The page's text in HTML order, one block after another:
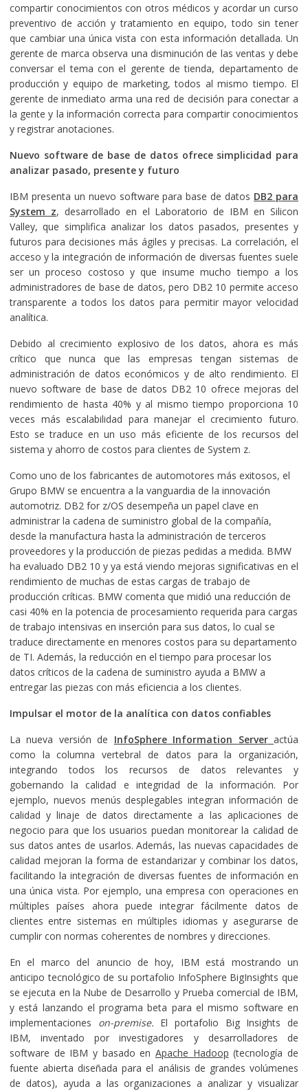
compartir conocimientos con otros médicos y acordar un curso
preventivo de acción y tratamiento en equipo, todo sin tener
que cambiar una única vista con esta información detallada. Un
gerente de marca observa una disminución de las ventas y debe
conversar el tema con el gerente de tienda, departamento de
producción y equipo de marketing, todos al mismo tiempo. El
gerente de inmediato arma una red de decisión para conectar a
la gente y la información correcta para compartir conocimientos
y registrar anotaciones.
Nuevo software de base de datos ofrece simplicidad para
analizar pasado, presente y futuro
IBM presenta un nuevo software para base de datos DB2 para
System z, desarrollado en el Laboratorio de IBM en Silicon
Valley, que simplifica analizar los datos pasados, presentes y
futuros para decisiones más ágiles y precisas. La correlación, el
acceso y la integración de información de diversas fuentes suele
ser un proceso costoso y que insume mucho tiempo a los
administradores de base de datos, pero DB2 10 permite acceso
transparente a todos los datos para permitir mayor velocidad
analítica.
Debido al crecimiento explosivo de los datos, ahora es más
crítico que nunca que las empresas tengan sistemas de
administración de datos económicos y de alto rendimiento. El
nuevo software de base de datos DB2 10 ofrece mejoras del
rendimiento de hasta 40% y al mismo tiempo proporciona 10
veces más escalabilidad para manejar el crecimiento futuro.
Esto se traduce en un uso más eficiente de los recursos del
sistema y ahorro de costos para clientes de System z.
Como uno de los fabricantes de automotores más exitosos, el
Grupo BMW se encuentra a la vanguardia de la innovación
automotriz. DB2 for z/OS desempeña un papel clave en
administrar la cadena de suministro global de la compañía,
desde la manufactura hasta la administración de terceros
proveedores y la producción de piezas pedidas a medida. BMW
ha evaluado DB2 10 y ya está viendo mejoras significativas en el
rendimiento de muchas de estas cargas de trabajo de
producción críticas. BMW comenta que midió una reducción de
casi 40% en la potencia de procesamiento requerida para cargas
de trabajo intensivas en inserción para sus datos, lo cual se
traduce directamente en menores costos para su departamento
de TI. Además, la reducción en el tiempo para procesar los
datos críticos de la cadena de suministro ayuda a BMW a
entregar las piezas con más eficiencia a los clientes.
Impulsar el motor de la analítica con datos confiables
La nueva versión de InfoSphere Information Server actúa
como la columna vertebral de datos para la organización,
integrando todos los recursos de datos relevantes y
gobernando la calidad e integridad de la información. Por
ejemplo, nuevos menús desplegables integran información de
calidad y linaje de datos directamente a las aplicaciones de
negocio para que los usuarios puedan monitorear la calidad de
sus datos antes de usarlos. Además, las nuevas capacidades de
calidad mejoran la forma de estandarizar y combinar los datos,
facilitando la integración de diversas fuentes de información en
una única vista. Por ejemplo, una empresa con operaciones en
múltiples países ahora puede integrar fácilmente datos de
clientes entre sistemas en múltiples idiomas y asegurarse de
cumplir con normas coherentes de nombres y direcciones.
En el marco del anuncio de hoy, IBM está mostrando un
anticipo tecnológico de su portafolio InfoSphere BigInsights que
se ejecuta en la Nube de Desarrollo y Prueba comercial de IBM,
y está lanzando el programa beta para el mismo software en
implementaciones on-premise. El portafolio Big Insights de
IBM, inventado por investigadores y desarrolladores de
software de IBM y basado enApache Hadoop (tecnología de
fuente abierta diseñada para el análisis de grandes volúmenes
de datos), ayuda a las organizaciones a analizar y visualizar